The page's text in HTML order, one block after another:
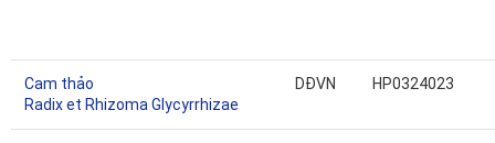
Cam thảo
Radix et Rhizoma Glycyrrhizae
DĐVN HP0324023